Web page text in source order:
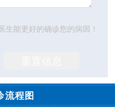
能更好的确诊您的病因！
流程图